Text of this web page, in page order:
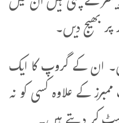
بھیج دیں۔
ان کے گروپ کا ایک
کے علاوہ کسی کو نہ